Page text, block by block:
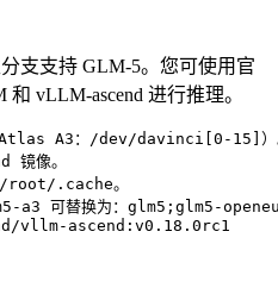
支支持 GLM-5。您可使用官
vLLM-ascend 进行推理。
Atlas A3：/dev/davinci[0-15]）
镜像。
/root/.cache。
a3 可替换为：glm5;glm5-
vllm-ascend:v0.18.0rc1